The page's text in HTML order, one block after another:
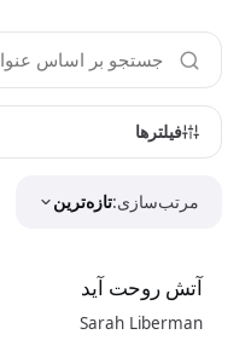
فیلترها
مرتب‌سازی:تازه‌ترین
آتش روحت آید
Sarah Liberman